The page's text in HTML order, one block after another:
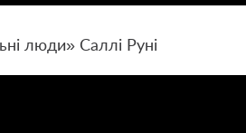
люди» Саллі Руні